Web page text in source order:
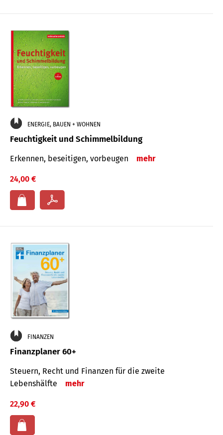
ENERGIE, BAUEN + WOHNEN
Feuchtigkeit und Schimmelbildung
Erkennen, beseitigen, vorbeugen mehr
24,00 €
FINANZEN
Finanzplaner 60+
Steuern, Recht und Finanzen für die zweite
Lebenshälfte
mehr
22,90 €